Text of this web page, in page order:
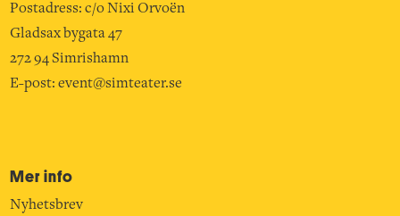
Postadress: c/o Nixi Orvoën
Gladsax bygata 47
272 94 Simrishamn
E-post:event@simteater.se
Mer info
Nyhetsbrev